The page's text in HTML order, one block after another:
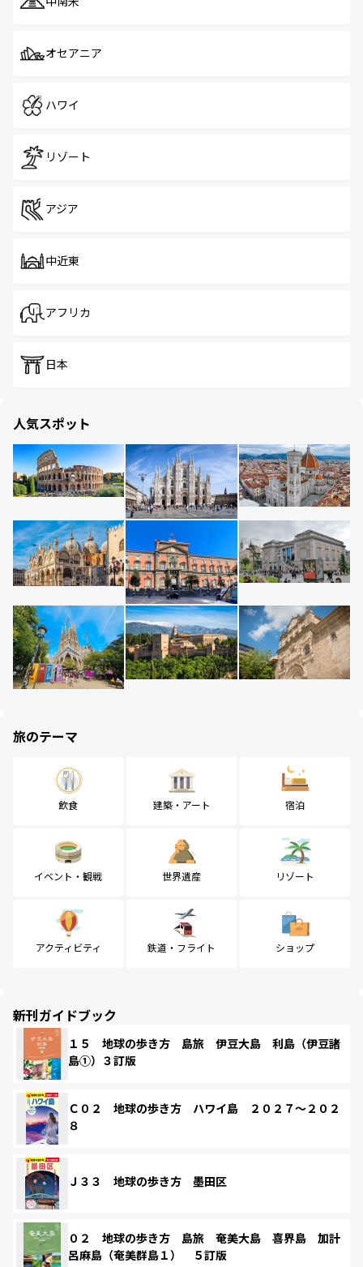
オセアニア
ハワイ
リゾート
アジア
中近東
アフリカ
日本
人気スポット
旅のテーマ
飲食 建築・アート 宿泊
イベント・観戦 世界遺産 リゾート
アクティビティ 鉄道・フライト ショップ
新刊ガイドブック
１５ 地球の歩き方 島旅 伊豆大島 利島（伊豆諸
島①）３訂版
Ｃ０２ 地球の歩き方 ハワイ島 ２０２７～２０２
８
Ｊ３３ 地球の歩き方 墨田区
０２ 地球の歩き方 島旅 奄美大島 喜界島 加計
呂麻島（奄美群島１） ５訂版